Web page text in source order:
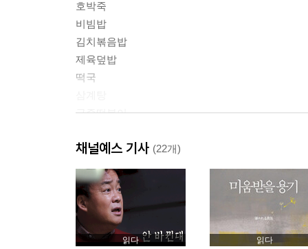
호박죽
비빔밥
김치볶음밥
제육덮밥
떡국
궁중떡볶이
PART 2 국물메뉴 | 국 · 찌개
쇠고기무국
북어국
미역국
쇠고기미역국
채널예스 기사 (22개)
읽다 읽다